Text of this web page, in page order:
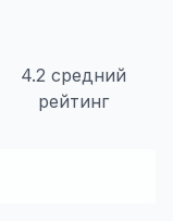
4.2 средний
рейтинг